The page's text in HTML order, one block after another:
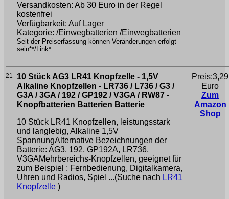
Versandkosten: Ab 30 Euro in der Regel
kostenfrei
Verfügbarkeit: Auf Lager
Kategorie: /Einwegbatterien /Einwegbatterien
Seit der Preiserfassung können Veränderungen erfolgt
sein**/Link*
21
10 Stück AG3 LR41 Knopfzelle - 1,5V
Alkaline Knopfzellen - LR736 / L736 / G3 /
G3A / 3GA / 192 / GP192 / V3GA / RW87 -
Knopfbatterien Batterien Batterie
10 Stück LR41 Knopfzellen, leistungsstark
und langlebig, Alkaline 1,5V
SpannungAlternative Bezeichnungen der
Batterie: AG3, 192, GP192A, LR736,
V3GAMehrbereichs-Knopfzellen, geeignet für
zum Beispiel : Fernbedienung, Digitalkamera,
Uhren und Radios, Spiel ...(Suche nach LR41
Knopfzelle )
Preis:3,29
Euro
Zum
Amazon
Shop